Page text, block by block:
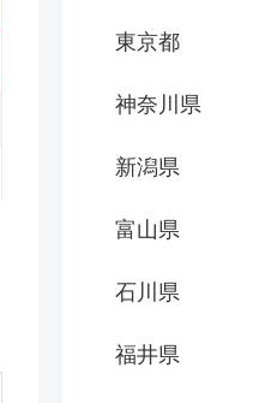
東京都
神奈川県
新潟県
富山県
石川県
福井県